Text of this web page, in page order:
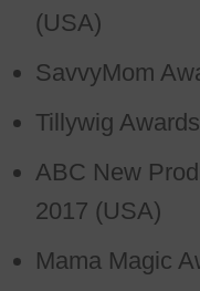
(USA)
SavvyMom
Tillywig
ABC New
2017 (USA)
Mama Magic